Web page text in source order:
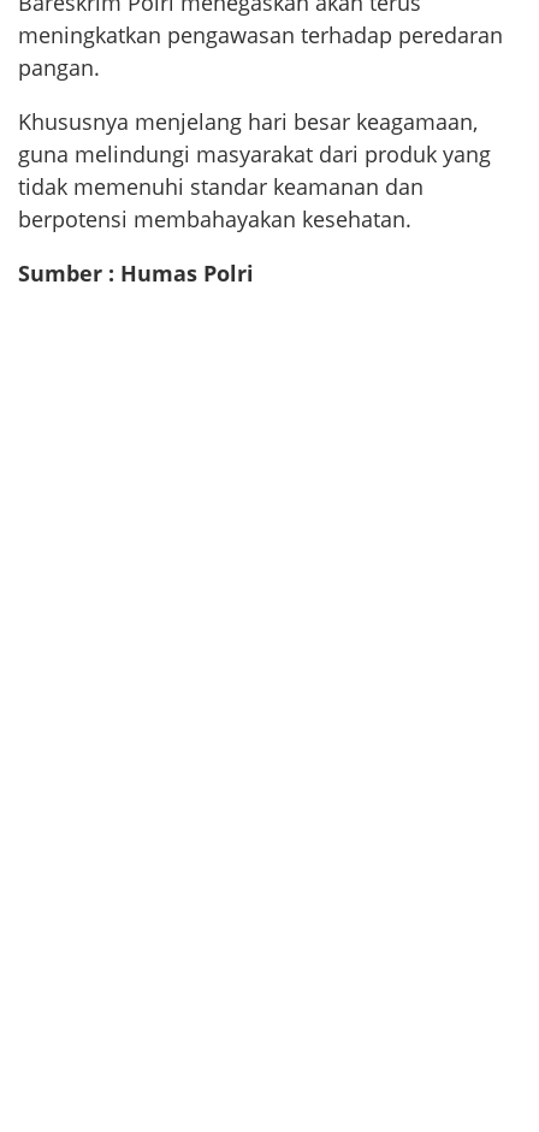
meningkatkan pengawasan terhadap peredaran
pangan.
Khususnya menjelang hari besar keagamaan,
guna melindungi masyarakat dari produk yang
tidak memenuhi standar keamanan dan
berpotensi membahayakan kesehatan.
Sumber : Humas Polri